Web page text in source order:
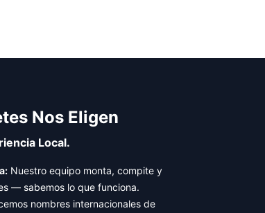
Nos Eligen
Local.
Nuestro equipo monta, compite y
— sabemos lo que funciona.
nombres internacionales de